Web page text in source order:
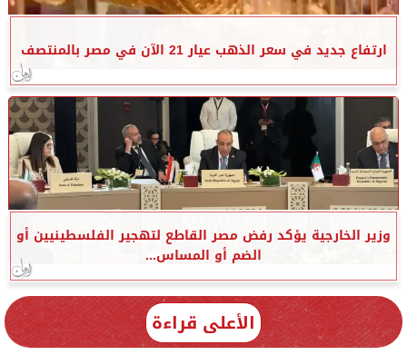
ارتفاع جديد في سعر الذهب عيار 21 الآن في مصر بالمنتصف
وزير الخارجية يؤكد رفض مصر القاطع لتهجير الفلسطينيين أو
الضم أو المساس...
الأعلى قراءة